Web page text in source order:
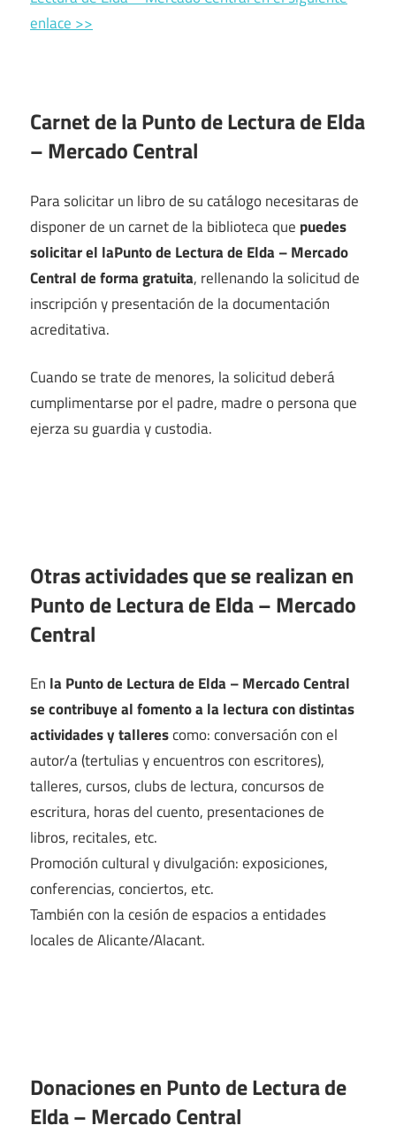
enlace >>
Carnet de la Punto de Lectura de Elda
– Mercado Central
Para solicitar un libro de su catálogo necesitaras de
disponer de un carnet de la biblioteca que puedes
solicitar el laPunto de Lectura de Elda – Mercado
Central de forma gratuita, rellenando la solicitud de
inscripción y presentación de la documentación
acreditativa.
Cuando se trate de menores, la solicitud deberá
cumplimentarse por el padre, madre o persona que
ejerza su guardia y custodia.
Otras actividades que se realizan en
Punto de Lectura de Elda – Mercado
Central
En la Punto de Lectura de Elda – Mercado Central
se contribuye al fomento a la lectura con distintas
actividades y tallerescomo: conversación con el
autor/a (tertulias y encuentros con escritores),
talleres, cursos, clubs de lectura, concursos de
escritura, horas del cuento, presentaciones de
libros, recitales, etc.
Promoción cultural y divulgación: exposiciones,
conferencias, conciertos, etc.
También con la cesión de espacios a entidades
locales de Alicante/Alacant.
Donaciones en Punto de Lectura de
Elda – Mercado Central